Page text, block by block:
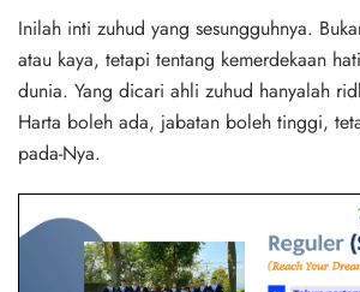
Inilah inti zuhud yang sesungguhnya.
atau kaya, tetapi tentang kemerdekaan
dunia. Yang dicari ahli zuhud hanyalah
Harta boleh ada, jabatan boleh tinggi,
pada-Nya.